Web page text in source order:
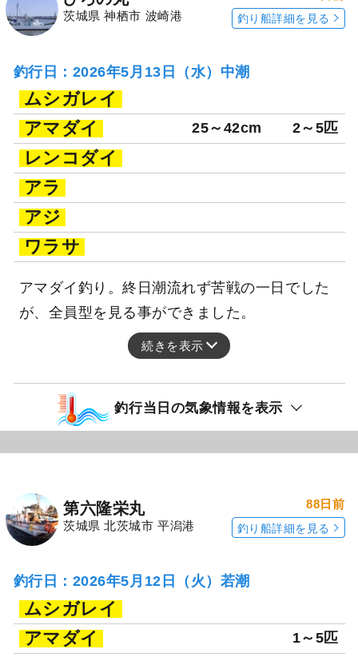
茨城県 神栖市 波崎港 釣り船詳細を見る
釣行日：2026年5月13日（水）中潮
ムシガレイ
アマダイ
25～42cm 2～5匹
レンコダイ
アラ
アジ
ワラサ
アマダイ釣り。終日潮流れず苦戦の一日でした
が、全員型を見る事ができました。
続きを表示
釣行当日の気象情報を表示
第六隆栄丸
茨城県 北茨城市 平潟港
88日前
釣り船詳細を見る
釣行日：2026年5月12日（火）若潮
ムシガレイ
アマダイ
1～5匹